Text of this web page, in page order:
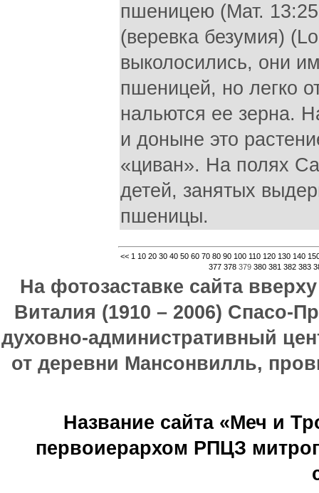
пшеницею (Мат.
(веревка безумия)
выколосились, они
пшеницей, но легко
нальются ее зерна.
и доныне это
«циван». На полях
детей, занятых
пшеницы.
<< 1 10 20 30 40 50 60 70 80 90 100 110 120 130 140
377 378 379 380 381 382 383
На фотозаставке сайта
Виталия (1910 – 2006) Спасо-
духовно-административный
от деревни Мансонвилль,
Название сайта «Меч и
первоиерархом РПЦЗ